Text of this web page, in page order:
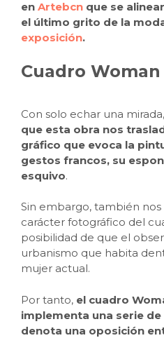
en Artebcn que se
el último grito de la
exposición.
Cuadro
Con solo echar una mirada,
que esta obra nos
gráfico que evoca la
gestos francos, su
esquivo.
Sin embargo, también
carácter fotográfico del
posibilidad de que el
urbanismo que habita
mujer actual.
Por tanto, el cuadro
implementa una serie
denota una oposición